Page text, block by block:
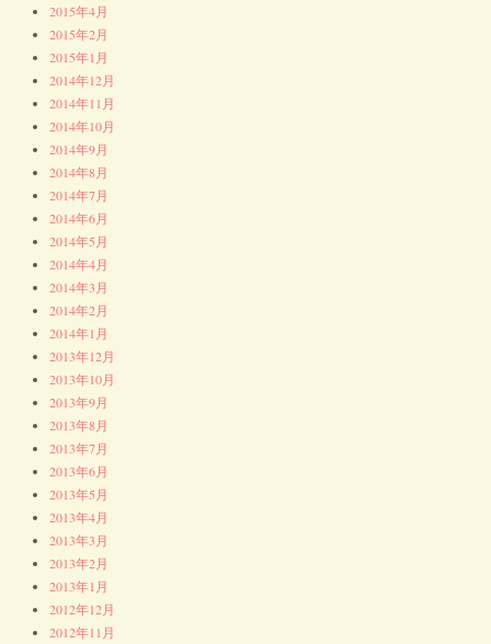
2015年4月
2015年2月
2015年1月
2014年12月
2014年11月
2014年10月
2014年9月
2014年8月
2014年7月
2014年6月
2014年5月
2014年4月
2014年3月
2014年2月
2014年1月
2013年12月
2013年10月
2013年9月
2013年8月
2013年7月
2013年6月
2013年5月
2013年4月
2013年3月
2013年2月
2013年1月
2012年12月
2012年11月